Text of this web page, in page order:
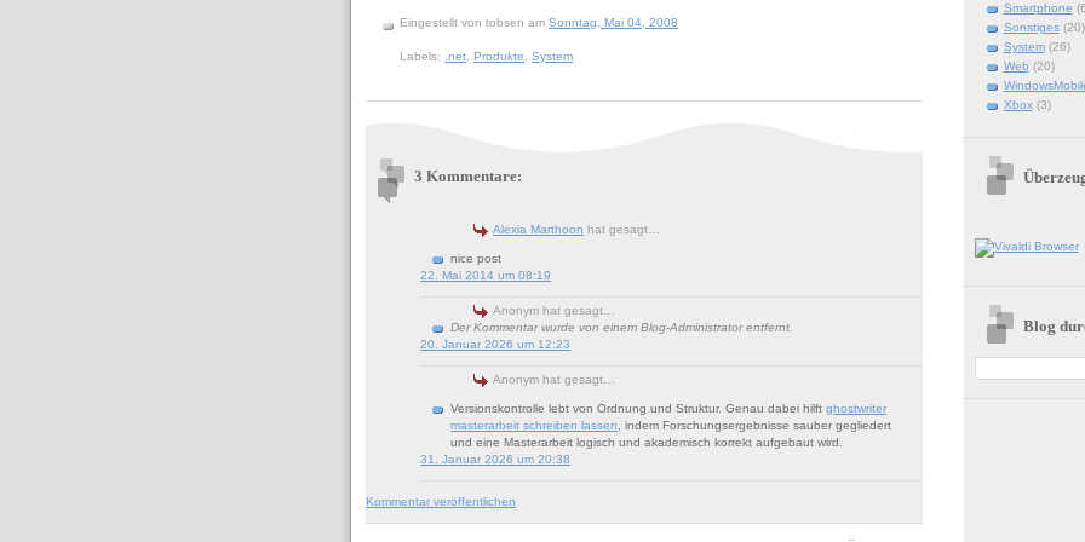
Eingestellt vontobsen amSonntag, Mai 04, 2008
Labels: .net ,Produkte ,System
3 Kommentare:
Alexia Marthoon hat gesagt…
nice post
22. Mai 2014 um 08:19
Anonym hat gesagt…
Der Kommentar wurde von einem Blog-Administrator entfernt.
20. Januar 2026 um 12:23
Anonym hat gesagt…
Versionskontrolle lebt von Ordnung und Struktur. Genau dabei hilftghostwriter
masterarbeit schreiben lassen
, indem Forschungsergebnisse sauber gegliedert
und eine Masterarbeit logisch und akademisch korrekt aufgebaut wird.
31. Januar 2026 um 20:38
Kommentar veröffentlichen
Smartphone
Sonstiges (20)
System (26)
Web (20)
Xbox (3)
Blog